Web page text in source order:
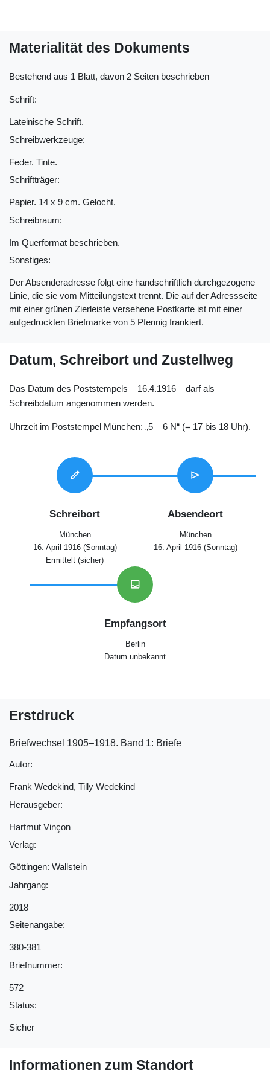
Materialität des Dokuments
Bestehend aus 1 Blatt, davon 2 Seiten beschrieben
Schrift:
Lateinische Schrift.
Schreibwerkzeuge:
Feder. Tinte.
Schriftträger:
Papier. 14 x 9 cm. Gelocht.
Schreibraum:
Im Querformat beschrieben.
Sonstiges:
Der Absenderadresse folgt eine handschriftlich durchgezogene
Linie, die sie vom Mitteilungstext trennt. Die auf der Adressseite
mit einer grünen Zierleiste versehene Postkarte ist mit einer
aufgedruckten Briefmarke von 5 Pfennig frankiert.
Datum, Schreibort und Zustellweg
Das Datum des Poststempels – 16.4.1916 – darf als
Schreibdatum angenommen werden.
Uhrzeit im Poststempel München: „5 – 6 N“ (= 17 bis 18 Uhr).
edit
Schreibort
München
16. April 1916(Sonntag)
Ermittelt (sicher)
send
Absendeort
München
16. April 1916(Sonntag)
inbox
Empfangsort
Berlin
Datum unbekannt
Erstdruck
Briefwechsel 1905‒1918. Band 1: Briefe
Autor:
Frank Wedekind, Tilly Wedekind
Herausgeber:
Hartmut Vinçon
Verlag:
Göttingen: Wallstein
Jahrgang:
2018
Seitenangabe:
380-381
Briefnummer:
572
Status:
Sicher
Informationen zum Standort